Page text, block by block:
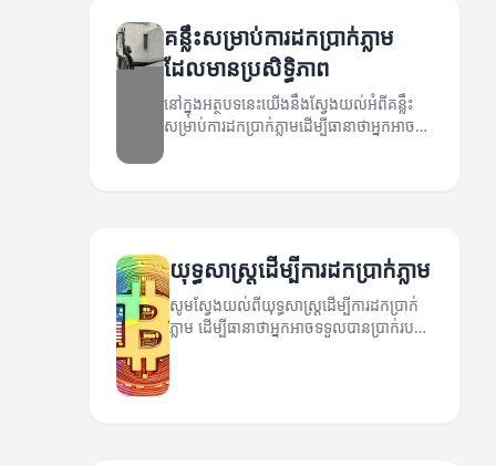
គន្លឹះសម្រាប់ការដកប្រាក់ភ្លាម
ដែលមានប្រសិទ្ធិភាព
នៅក្នុងអត្ថបទនេះយើងនឹងស្វែងយល់អំពីគន្លឹះ
សម្រាប់ការដកប្រាក់ភ្លាមដើម្បីធានាថាអ្នកអាច
ទទួលបានប្រាក់របស់អ្នកឆាប់រហ័ស និងមាន
យុទ្ធសាស្រ្តដើម្បីការដកប្រាក់ភ្លាម
សូមស្វែងយល់ពីយុទ្ធសាស្រ្តដើម្បីការដកប្រាក់
ភ្លាម ដើម្បីធានាថាអ្នកអាចទទួលបានប្រាក់របស់